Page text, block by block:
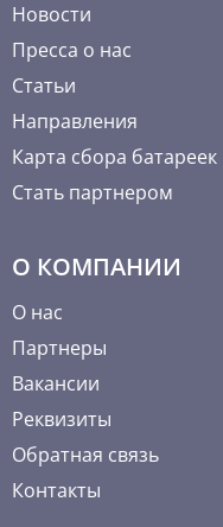
Новости
Пресса о нас
Статьи
Направления
Карта сбора батареек
Стать партнером
О КОМПАНИИ
О нас
Партнеры
Вакансии
Реквизиты
Обратная связь
Контакты